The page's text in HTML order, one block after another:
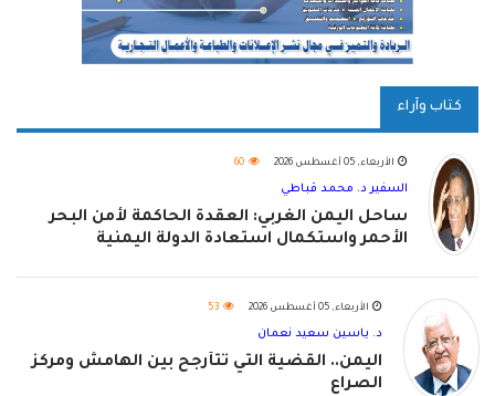
كتاب وآراء
الأربعاء, 05 أغسطس 2026 60
السفير د. محمد قباطي
ساحل اليمن الغربي: العقدة الحاكمة لأمن البحر
الأحمر واستكمال استعادة الدولة اليمنية
الأربعاء, 05 أغسطس 2026 53
د. ياسين سعيد نعمان
اليمن.. القضية التي تتأرجح بين الهامش ومركز
الصراع